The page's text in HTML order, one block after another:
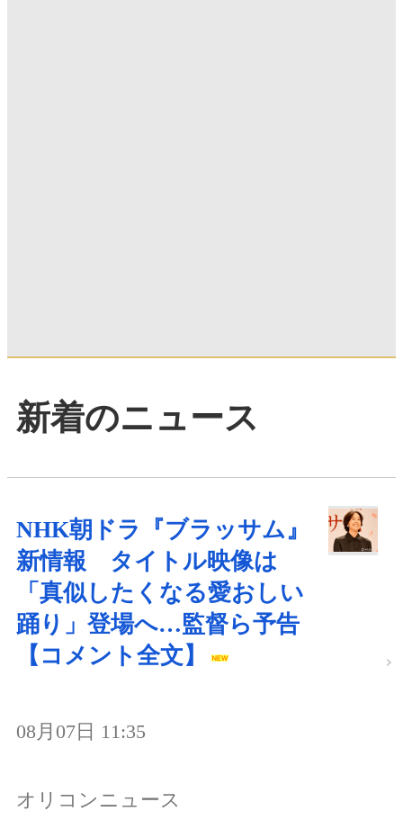
新着のニュース
NHK朝ドラ『ブラッサム』
新情報 タイトル映像は
「真似したくなる愛おしい
踊り」登場へ…監督ら予告
【コメント全文】
08月07日 11:35
オリコンニュース